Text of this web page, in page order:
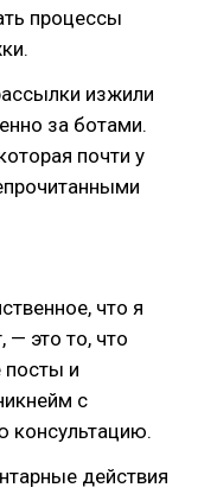
процессы
изжили
за ботами.
почти у
что я
— это то, что
посты и
с
консультацию.
действия